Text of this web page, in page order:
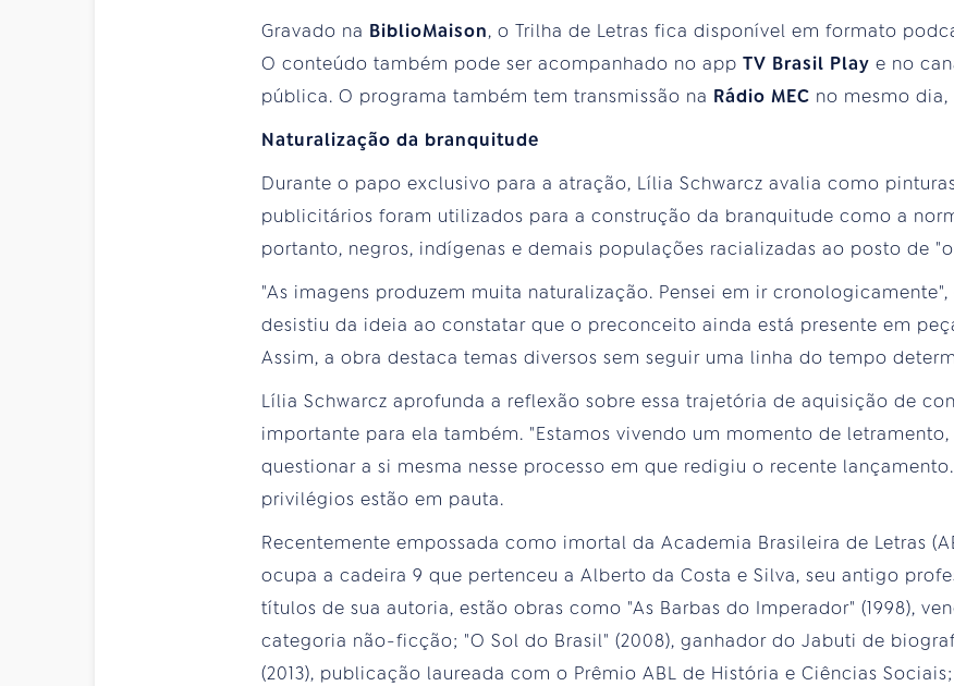
Gravado na BiblioMaison, o Trilha de Letras fica disponível em formato
O conteúdo também pode ser acompanhado no app TV Brasil Play e no
pública. O programa também tem transmissão na Rádio MEC no mesmo dia,
Naturalização da branquitude
Durante o papo exclusivo para a atração, Lília Schwarcz avalia como
publicitários foram utilizados para a construção da branquitude como a
portanto, negros, indígenas e demais populações racializadas ao posto de
"As imagens produzem muita naturalização. Pensei em ir
desistiu da ideia ao constatar que o preconceito ainda está presente em
Assim, a obra destaca temas diversos sem seguir uma linha do tempo
Lília Schwarcz aprofunda a reflexão sobre essa trajetória de aquisição de
importante para ela também. "Estamos vivendo um momento de
questionar a si mesma nesse processo em que redigiu o recente
privilégios estão em pauta.
Recentemente empossada como imortal da Academia Brasileira de Letras
ocupa a cadeira 9 que pertenceu a Alberto da Costa e Silva, seu antigo
títulos de sua autoria, estão obras como "As Barbas do Imperador" (1998),
categoria não-ficção; "O Sol do Brasil" (2008), ganhador do Jabuti de
(2013), publicação laureada com o Prêmio ABL de História e Ciências